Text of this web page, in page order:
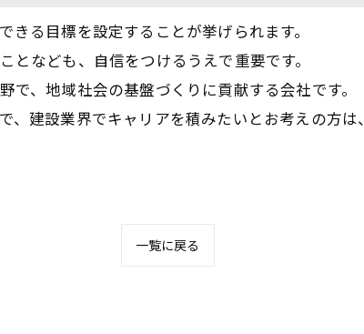
る目標を設定することが挙げられます。
なども、自信をつけるうえで重要です。
で、地域社会の基盤づくりに貢献する会社です。
建設業界でキャリアを積みたいとお考えの方は
一覧に戻る